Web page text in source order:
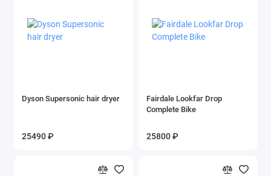
Спортивные жетоны
Жетон диабетика
Dyson Supersonic hair dryer
25490 ₽
Fairdale Lookfar Drop
Complete Bike
25800 ₽